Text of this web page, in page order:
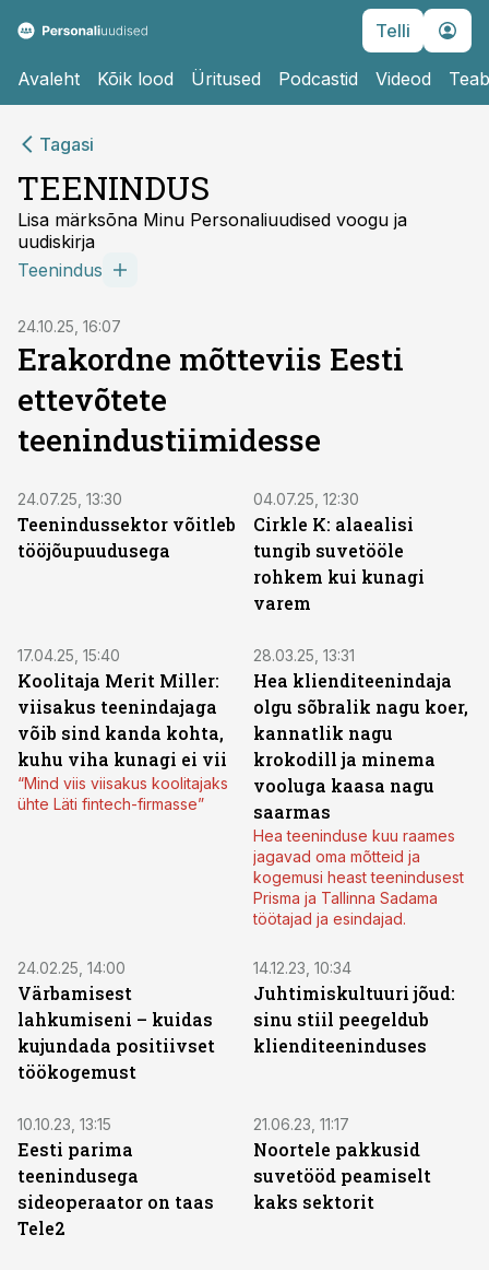
Telli
Avaleht Kõik lood Üritused Podcastid Videod
Tagasi
TEENINDUS
Lisa märksõna Minu Personaliuudised voogu ja
uudiskirja
Teenindus
24.10.25, 16:07
Erakordne mõtteviis Eesti
ettevõtete
teenindustiimidesse
24.07.25, 13:30
Teenindussektor võitleb
tööjõupuudusega
04.07.25, 12:30
Cirkle K: alaealisi
tungib suvetööle
rohkem kui kunagi
varem
17.04.25, 15:40
Koolitaja Merit Miller:
viisakus teenindajaga
võib sind kanda kohta,
kuhu viha kunagi ei vii
“Mind viis viisakus koolitajaks
ühte Läti fintech-firmasse”
28.03.25, 13:31
Hea klienditeenindaja
olgu sõbralik nagu koer,
kannatlik nagu
krokodill ja minema
vooluga kaasa nagu
saarmas
Hea teeninduse kuu raames
jagavad oma mõtteid ja
kogemusi heast teenindusest
Prisma ja Tallinna Sadama
töötajad ja esindajad.
24.02.25, 14:00
Värbamisest
lahkumiseni – kuidas
kujundada positiivset
töökogemust
14.12.23, 10:34
Juhtimiskultuuri jõud:
sinu stiil peegeldub
klienditeeninduses
10.10.23, 13:15
Eesti parima
teenindusega
sideoperaator on taas
Tele2
21.06.23, 11:17
Noortele pakkusid
suvetööd peamiselt
kaks sektorit